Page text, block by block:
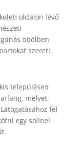
oldalon lévő
öbölben
szereti.
településen
melyet
fél
egy solinei